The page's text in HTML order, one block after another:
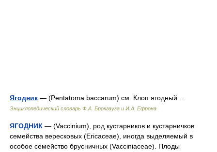
Ягодник — (Pentatoma baccarum) см. Клоп ягодный …
Энциклопедический словарь Ф.А. Брокгауза и И.А. Ефрона
ЯГОДНИК — (Vaccinium), род кустарников и кустарничков
семейства вересковых (Ericaceae), иногда выделяемый в
особое семейство брусничных (Vacciniaceae). Плоды